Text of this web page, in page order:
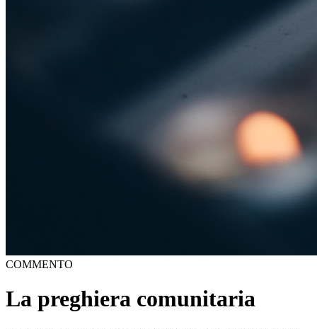
COMMENTO
La preghiera comunitaria